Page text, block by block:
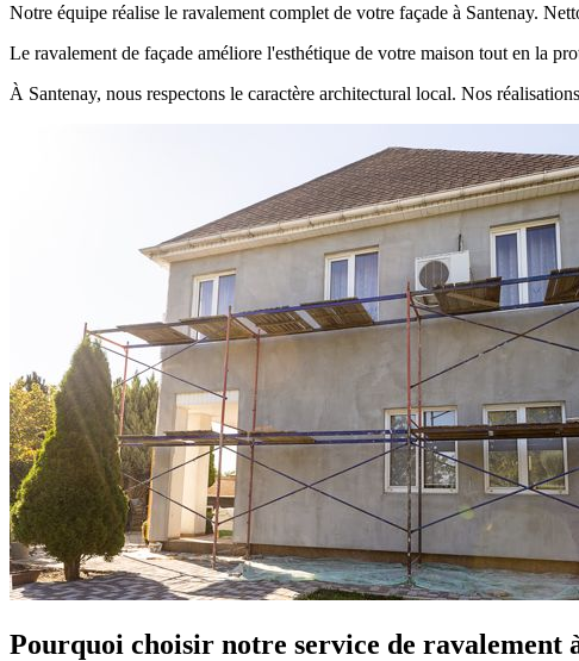
Notre équipe réalise le ravalement complet de votre façade à Santenay.
Le ravalement de façade améliore l'esthétique de votre maison tout en la
À Santenay, nous respectons le caractère architectural local. Nos
Pourquoi choisir notre service de ravalement